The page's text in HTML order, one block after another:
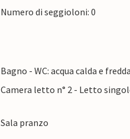
Numero di seggioloni: 0
Bagno - WC: acqua calda e
Camera letto n° 2 - Letto
Sala pranzo